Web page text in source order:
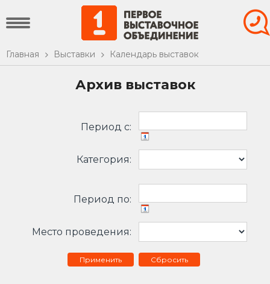
Главная Выставки Календарь выставок
Архив выставок
Период c:
Категория:
Период по:
Место проведения:
Сбросить